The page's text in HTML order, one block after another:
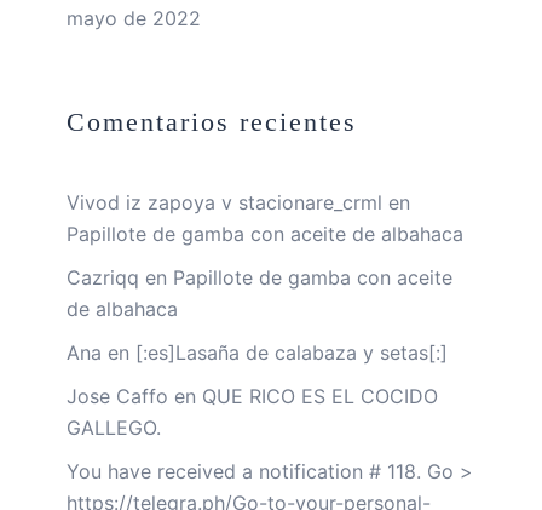
mayo de 2022
Comentarios recientes
Vivod iz zapoya v stacionare_crml en
Papillote de gamba con aceite de albahaca
Cazriqq en Papillote de gamba con aceite
de albahaca
Ana en [:es]Lasaña de calabaza y setas[:]
Jose Caffo en QUE RICO ES EL COCIDO
GALLEGO.
You have received a notification # 118. Go >
https://telegra.ph/Go-to-your-personal-